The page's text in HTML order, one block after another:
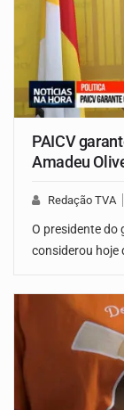
PAICV
Amadeu
Redação TVA
O presidente do
considerou hoje